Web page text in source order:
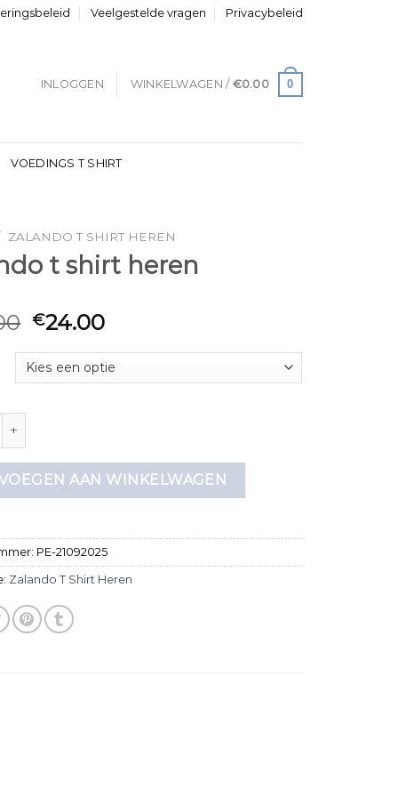
Veelgestelde vragen Privacybeleid
INLOGGEN WINKELWAGEN / €0.00 0
VOEDINGS T SHIRT
ZALANDO T SHIRT HEREN
t shirt heren
€24.00
t shirt heren aantal
AAN WINKELWAGEN
PE-21092025
Zalando T Shirt Heren